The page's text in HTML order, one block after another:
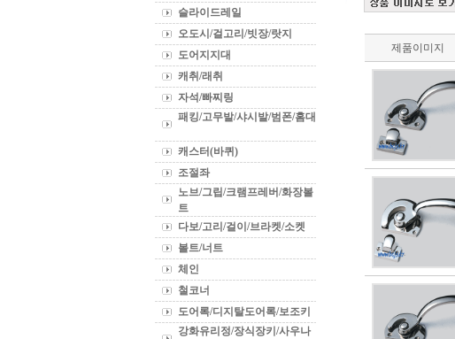
슬라이드레일
오도시/걸고리/빗장/랏지
도어지지대
캐취/래취
자석/빠찌링
패킹/고무발/샤시발/범폰/홈대
캐스터(바퀴)
조절좌
노브/그립/크램프레버/화장볼
트
다보/고리/걸이/브라켓/소켓
볼트/너트
체인
철코너
도어록/디지탈도어록/보조키
강화유리정/장식장키/사우나
제품이미지